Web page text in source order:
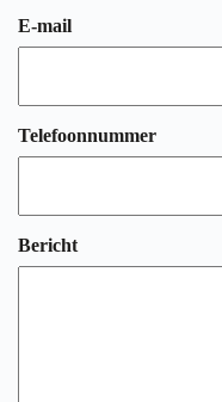
E-mail
Telefoonnummer
Bericht